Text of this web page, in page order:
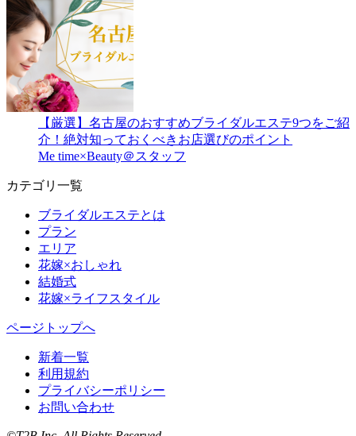
【厳選】名古屋のおすすめブライダルエステ9つをご紹
介！絶対知っておくべきお店選びのポイント
Me time×Beauty＠スタッフ
カテゴリ一覧
ブライダルエステとは
プラン
エリア
花嫁×おしゃれ
結婚式
花嫁×ライフスタイル
ページトップへ
新着一覧
利用規約
プライバシーポリシー
お問い合わせ